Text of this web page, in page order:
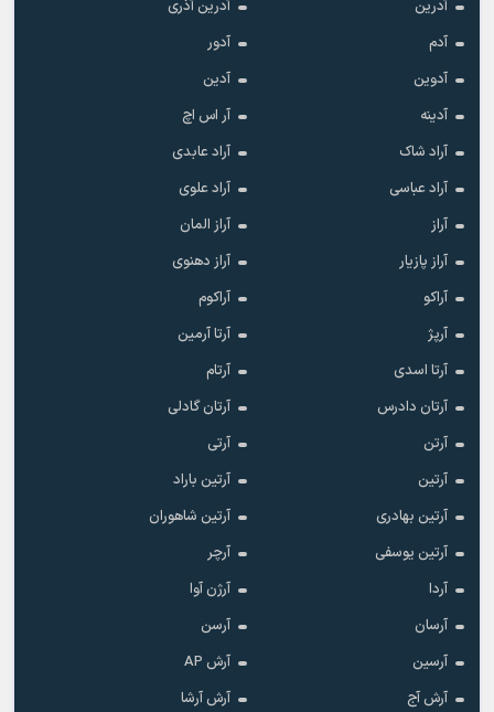
آدرین
آدرین آذری
آدم
آدور
آدوین
آدین
آدینه
آر اس اچ
آراد شاک
آراد عابدی
آراد عباسی
آراد علوی
آراز
آراز المان
آراز پازیار
آراز دهنوی
آراکو
آراکوم
آرپژ
آرتا آرمین
آرتا اسدی
آرتام
آرتان دادرس
آرتان گادلی
آرتن
آرتی
آرتین
آرتین باراد
آرتین بهادری
آرتین شاهوران
آرتین یوسفی
آرچر
آردا
آرژن آوا
آرسان
آرسن
آرسین
آرش AP
آرش آج
آرش آرشا